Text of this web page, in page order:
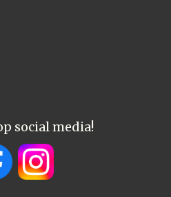
social media!